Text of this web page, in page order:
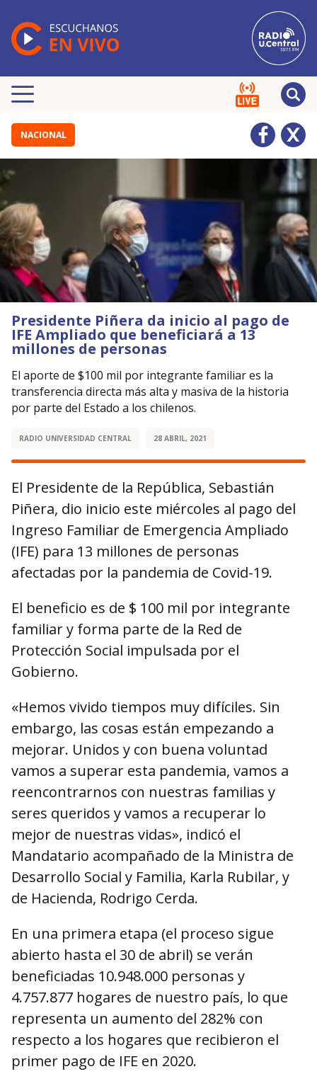
NACIONAL
Presidente Piñera da inicio al pago de
IFE Ampliado que beneficiará a 13
millones de personas
El aporte de $100 mil por integrante familiar es la
transferencia directa más alta y masiva de la historia
por parte del Estado a los chilenos.
RADIO UNIVERSIDAD CENTRAL 28 ABRIL, 2021
El Presidente de la República, Sebastián
Piñera, dio inicio este miércoles al pago del
Ingreso Familiar de Emergencia Ampliado
(IFE) para 13 millones de personas
afectadas por la pandemia de Covid-19.
El beneficio es de $ 100 mil por integrante
familiar y forma parte de la Red de
Protección Social impulsada por el
Gobierno.
«Hemos vivido tiempos muy difíciles. Sin
embargo, las cosas están empezando a
mejorar. Unidos y con buena voluntad
vamos a superar esta pandemia, vamos a
reencontrarnos con nuestras familias y
seres queridos y vamos a recuperar lo
mejor de nuestras vidas», indicó el
Mandatario acompañado de la Ministra de
Desarrollo Social y Familia, Karla Rubilar, y
de Hacienda, Rodrigo Cerda.
En una primera etapa (el proceso sigue
abierto hasta el 30 de abril) se verán
beneficiadas 10.948.000 personas y
4.757.877 hogares de nuestro país, lo que
representa un aumento del 282% con
respecto a los hogares que recibieron el
primer pago de IFE en 2020.